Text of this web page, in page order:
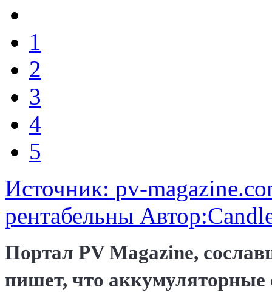
1
2
3
4
5
Источник: pv-
рентабельны
Портал PV Magazine,
пишет, что аккумуляторные